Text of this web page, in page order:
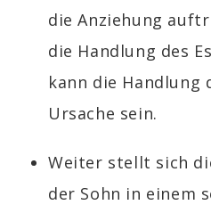
die Anziehung
die Handlung des
kann die Handlung
Ursache sein.
Weiter stellt sich
der Sohn in einem